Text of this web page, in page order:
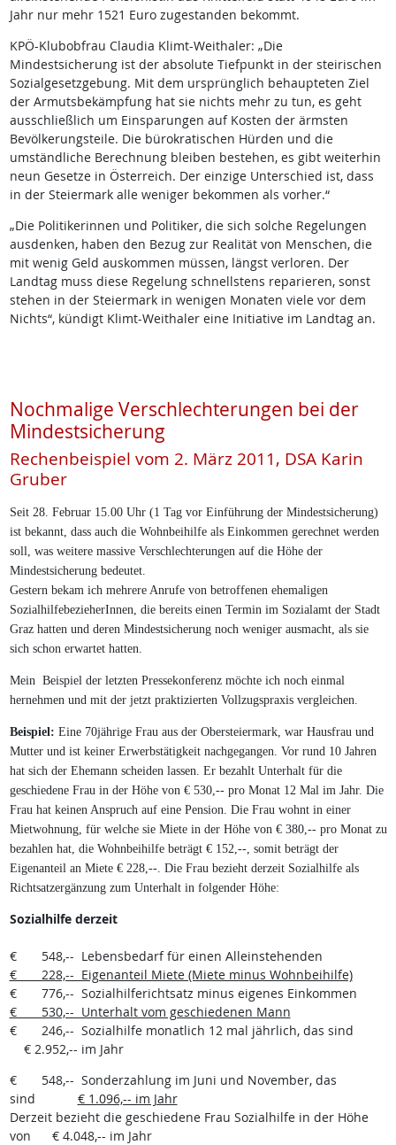
Jahr nur mehr 1521 Euro zugestanden bekommt.
KPÖ-Klubobfrau Claudia Klimt-Weithaler: „Die
Mindestsicherung ist der absolute Tiefpunkt in der steirischen
Sozialgesetzgebung. Mit dem ursprünglich behaupteten Ziel
der Armutsbekämpfung hat sie nichts mehr zu tun, es geht
ausschließlich um Einsparungen auf Kosten der ärmsten
Bevölkerungsteile. Die bürokratischen Hürden und die
umständliche Berechnung bleiben bestehen, es gibt weiterhin
neun Gesetze in Österreich. Der einzige Unterschied ist, dass
in der Steiermark alle weniger bekommen als vorher.“
„Die Politikerinnen und Politiker, die sich solche Regelungen
ausdenken, haben den Bezug zur Realität von Menschen, die
mit wenig Geld auskommen müssen, längst verloren. Der
Landtag muss diese Regelung schnellstens reparieren, sonst
stehen in der Steiermark in wenigen Monaten viele vor dem
Nichts“, kündigt Klimt-Weithaler eine Initiative im Landtag an.
Nochmalige Verschlechterungen bei der
Mindestsicherung
Rechenbeispiel vom 2. März 2011, DSA Karin
Gruber
Seit 28. Februar 15.00 Uhr (1 Tag vor Einführung der Mindestsicherung)
ist bekannt, dass auch die Wohnbeihilfe als Einkommen gerechnet werden
soll, was weitere massive Verschlechterungen auf die Höhe der
Mindestsicherung bedeutet.
Gestern bekam ich mehrere Anrufe von betroffenen ehemaligen
SozialhilfebezieherInnen, die bereits einen Termin im Sozialamt der Stadt
Graz hatten und deren Mindestsicherung noch weniger ausmacht, als sie
sich schon erwartet hatten.
Mein Beispiel der letzten Pressekonferenz möchte ich noch einmal
hernehmen und mit der jetzt praktizierten Vollzugspraxis vergleichen.
Beispiel: Eine 70jährige Frau aus der Obersteiermark, war Hausfrau und
Mutter und ist keiner Erwerbstätigkeit nachgegangen. Vor rund 10 Jahren
hat sich der Ehemann scheiden lassen. Er bezahlt Unterhalt für die
geschiedene Frau in der Höhe von € 530,-- pro Monat 12 Mal im Jahr. Die
Frau hat keinen Anspruch auf eine Pension. Die Frau wohnt in einer
Mietwohnung, für welche sie Miete in der Höhe von € 380,-- pro Monat zu
bezahlen hat, die Wohnbeihilfe beträgt € 152,--, somit beträgt der
Eigenanteil an Miete € 228,--. Die Frau bezieht derzeit Sozialhilfe als
Richtsatzergänzung zum Unterhalt in folgender Höhe:
Sozialhilfe derzeit
€ 548,-- Lebensbedarf für einen Alleinstehenden
€ 228,-- Eigenanteil Miete (Miete minus Wohnbeihilfe)
€ 776,-- Sozialhilferichtsatz minus eigenes Einkommen
€ 530,-- Unterhalt vom geschiedenen Mann
€
246,-- Sozialhilfe monatlich 12 mal jährlich, das sind
€ 2.952,-- im Jahr
€
548,-- Sonderzahlung im Juni und November, das
sind
€ 1.096,-- im Jahr
Derzeit bezieht die geschiedene Frau Sozialhilfe in der Höhe
von
€ 4.048,-- im Jahr